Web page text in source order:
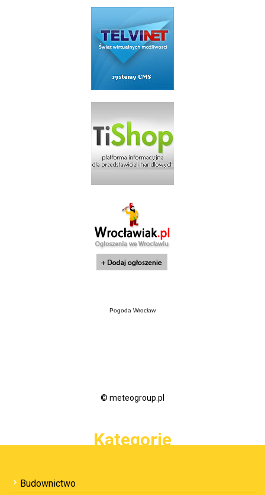
Pogoda Wrocław
© meteogroup.pl
Kategorie
Budownictwo